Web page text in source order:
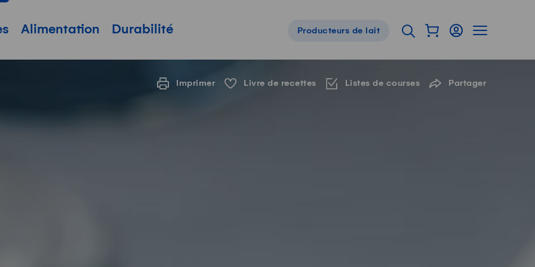
Alimentation Durabilité
Navigation de pied de page
Producteurs de lait Ouvrir l'onglet de
Afficher mon panier
ConnexionAfficher la
Imprimer Livre de recettes Listes de courses Partager